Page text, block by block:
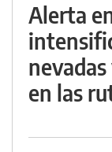
Alerta
en las